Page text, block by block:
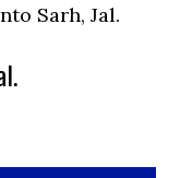
Sarh, Jal.